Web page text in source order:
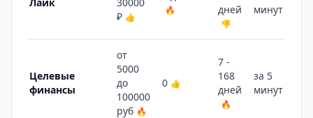
₽ 👍
🔥
дней
👎
минут
Целевые
финансы
от
5000
до
100000
руб 🔥
0 👍
7 -
168
дней
🔥
за 5
минут